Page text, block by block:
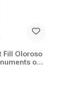
Fill Oloroso
of